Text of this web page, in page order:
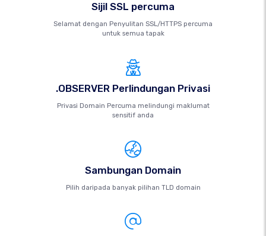
Sijil SSL percuma
Selamat dengan Penyulitan SSL/HTTPS percuma
untuk semua tapak
.OBSERVER Perlindungan Privasi
Privasi Domain Percuma melindungi maklumat
sensitif anda
Sambungan Domain
Pilih daripada banyak pilihan TLD domain